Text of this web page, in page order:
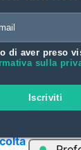
di aver preso
sulla
Iscriviti
relative